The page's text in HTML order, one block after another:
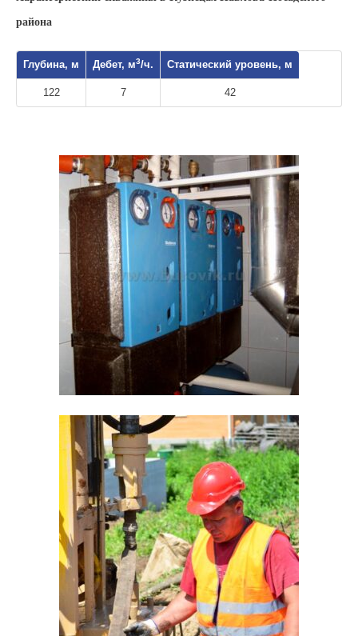
района
Глубина, м Дебет, м3/ч. Статический уровень, м
122 7 42